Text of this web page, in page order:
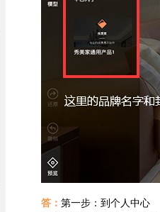
答： 第一步：到个人中心